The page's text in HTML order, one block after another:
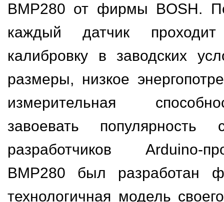
BMP280 от фирмы BOSH.
каждый датчик проходит
калибровку в заводских
размеры, низкое
измерительная
завоевать популярность
разработчиков Arduino-
BMP280 был разработан
технологичная модель